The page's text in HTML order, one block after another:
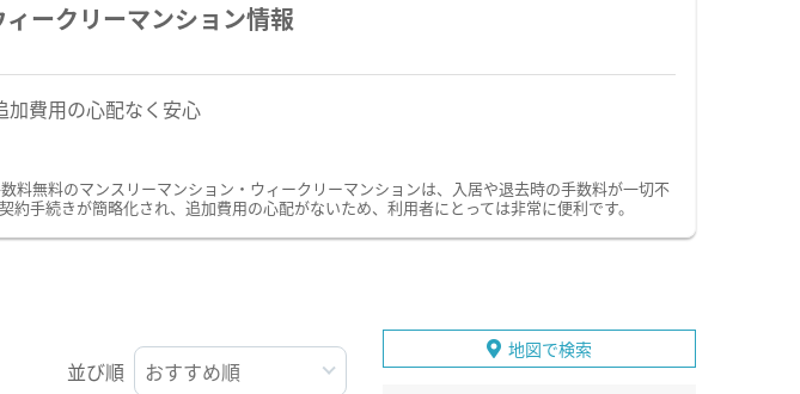
ークリーマンション情報
加費用の心配なく安心
無料のマンスリーマンション・ウィークリーマンションは、入居や退去時の手数料が一切不
手続きが簡略化され、追加費用の心配がないため、利用者にとっては非常に便利です。
並び順
地図で検索